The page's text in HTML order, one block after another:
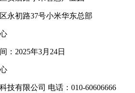
永初路37号小米华东总部
：2025年3月24日
技有限公司 电话：010-60606666